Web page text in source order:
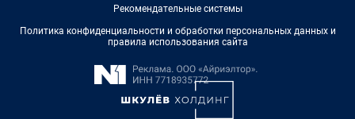
Рекомендательные системы
Политика конфиденциальности и обработки персональных данных и
правила использования сайта